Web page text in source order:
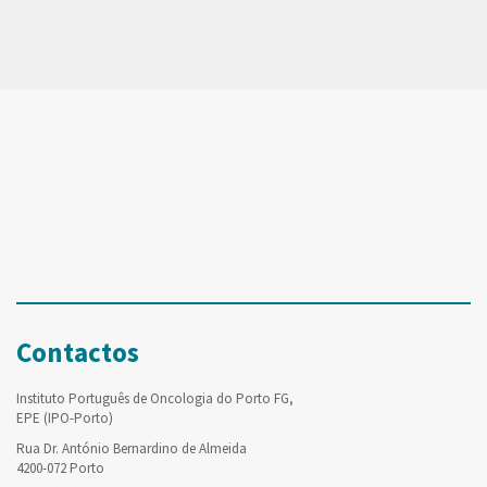
Contactos
Instituto Português de Oncologia do Porto FG,
EPE (IPO-Porto)
Rua Dr. António Bernardino de Almeida
4200-072 Porto